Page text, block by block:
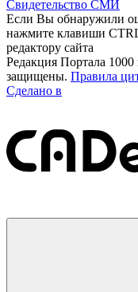
Свидетельство СМИ
Если Вы обнаружили
нажмите клавиши
редактору сайта
Редакция Портала
защищены. Правила
Сделано в